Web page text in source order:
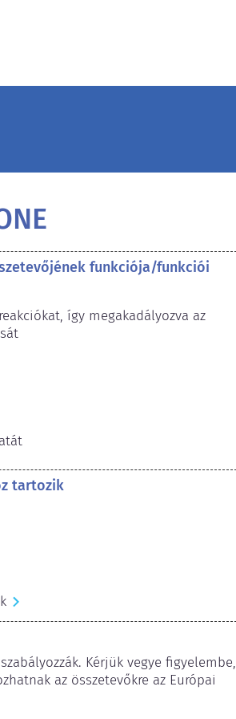
funkciója/funkciói
így megakadályozva az
tartozik
Kérjük vegye figyelembe,
az összetevőkre az Európai